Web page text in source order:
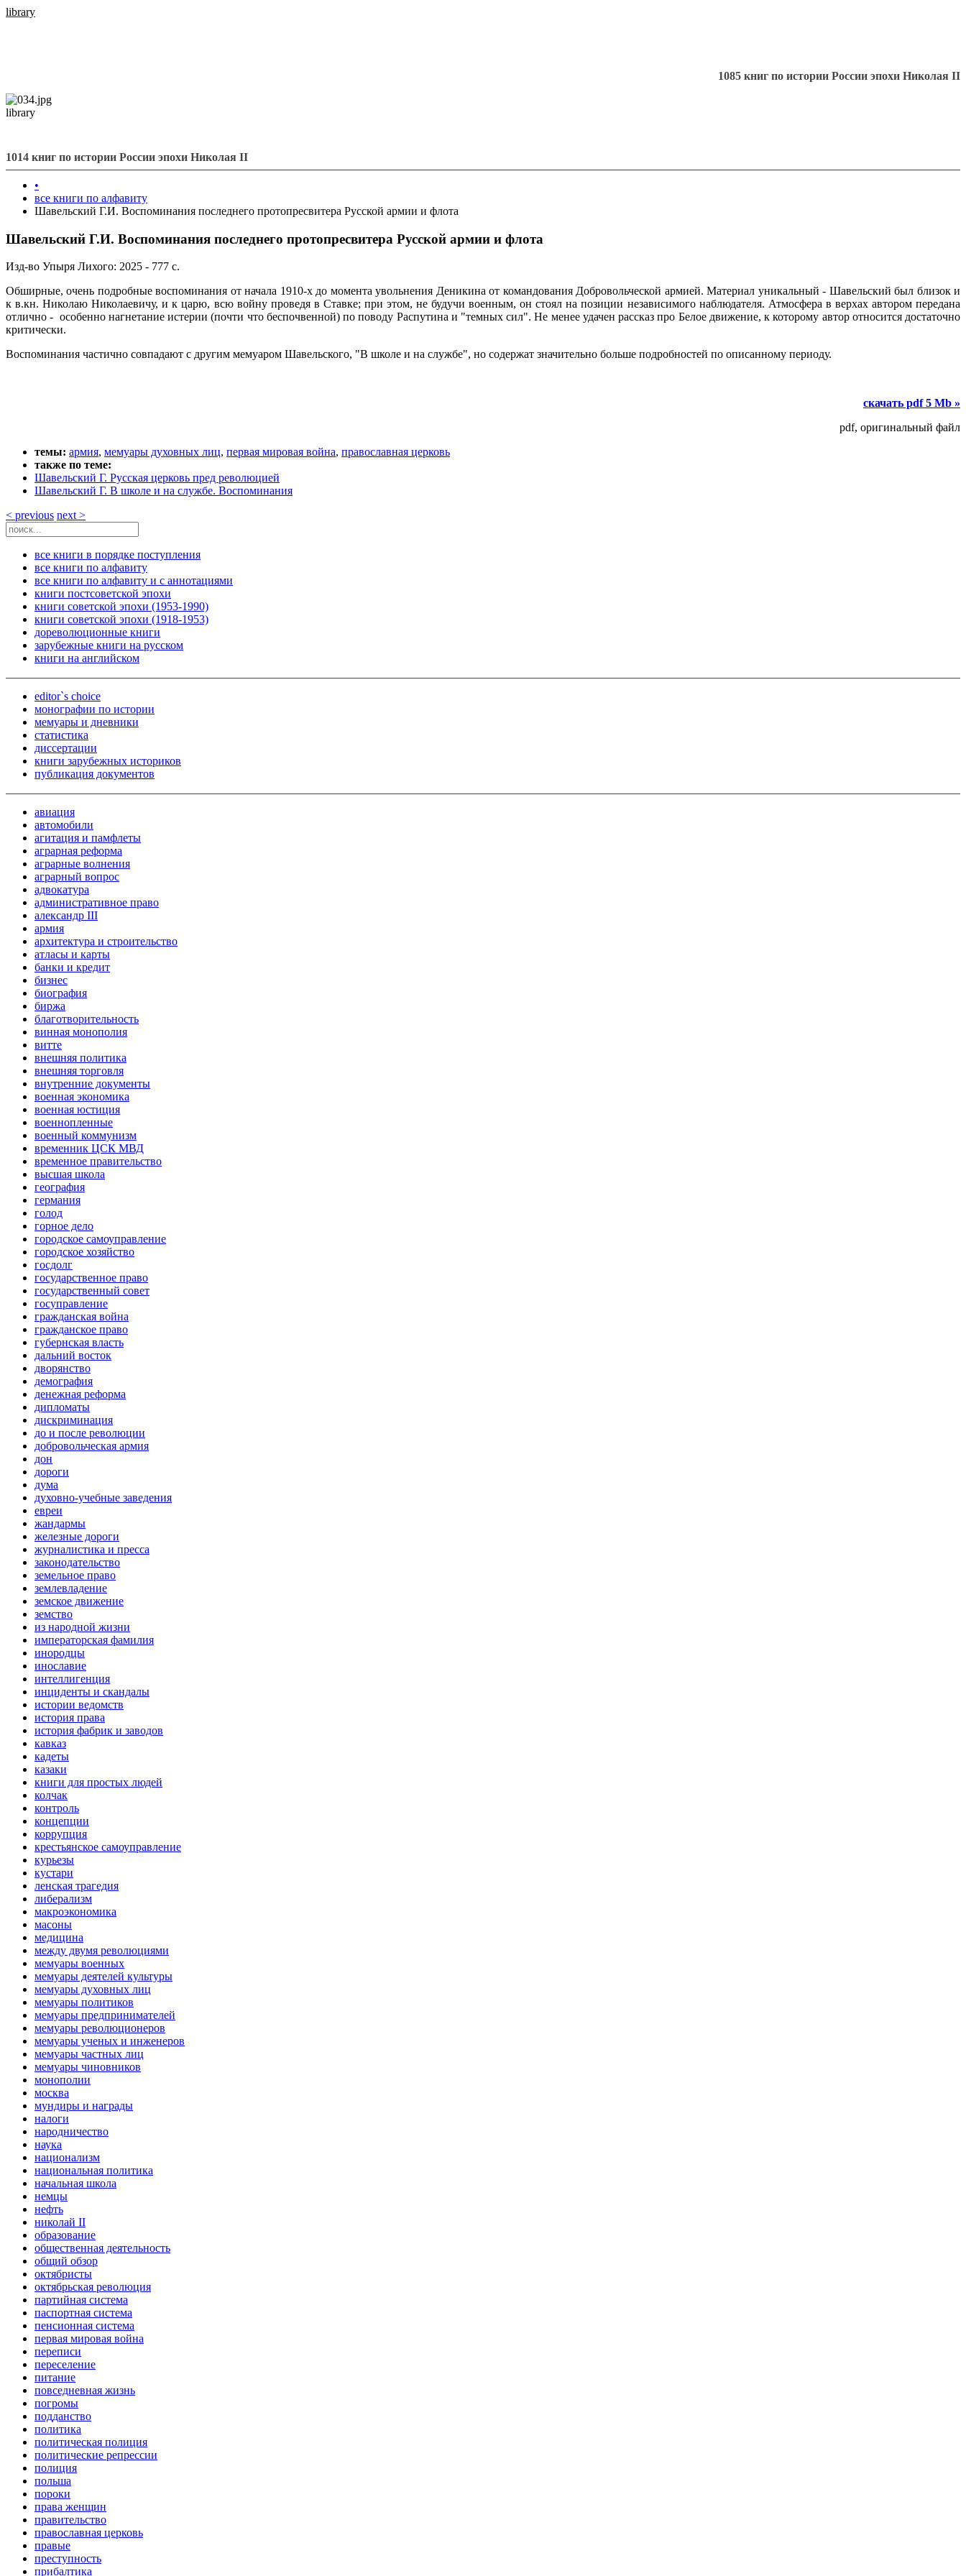
library
1085 книг по истории России эпохи Николая II
library
1014 книг по истории России эпохи Николая II
•
все книги по алфавиту
Шавельский Г.И. Воспоминания последнего протопресвитера Русской армии и флота
Шавельский Г.И. Воспоминания последнего протопресвитера Русской армии и флота
Изд-во Упыря Лихого: 2025 - 777 с.
Обширные, очень подробные воспоминания от начала 1910-х до момента увольнения Деникина от командования Добровольческой армией. Материал уникальный - Шавельский был близок и
к в.кн. Николаю Николаевичу, и к царю, всю войну проведя в Ставке; при этом, не будучи военным, он стоял на позиции независимого наблюдателя. Атмосфера в верхах автором передана
отлично - особенно нагнетание истерии (почти что беспочвенной) по поводу Распутина и "темных сил". Не менее удачен рассказ про Белое движение, к которому автор относится достаточно
критически.
Воспоминания частично совпадают с другим мемуаром Шавельского, "В школе и на службе", но содержат значительно больше подробностей по описанному периоду.
скачать pdf 5 Mb »
pdf, оригинальный файл
темы: армия, мемуары духовных лиц, первая мировая война, православная церковь
также по теме:
Шавельский Г. Русская церковь пред революцией
Шавельский Г. В школе и на службе. Воспоминания
< previous next >
все книги в порядке поступления
все книги по алфавиту
все книги по алфавиту и с аннотациями
книги постсоветской эпохи
книги советской эпохи (1953-1990)
книги советской эпохи (1918-1953)
дореволюционные книги
зарубежные книги на русском
книги на английском
editor`s choice
монографии по истории
мемуары и дневники
статистика
диссертации
книги зарубежных историков
публикация документов
авиация
автомобили
агитация и памфлеты
аграрная реформа
аграрные волнения
аграрный вопрос
адвокатура
административное право
александр III
армия
архитектура и строительство
атласы и карты
банки и кредит
бизнес
биография
биржа
благотворительность
винная монополия
витте
внешняя политика
внешняя торговля
внутренние документы
военная экономика
военная юстиция
военнопленные
военный коммунизм
временник ЦСК МВД
временное правительство
высшая школа
география
германия
голод
горное дело
городское самоуправление
городское хозяйство
госдолг
государственное право
государственный совет
госуправление
гражданская война
гражданское право
губернская власть
дальний восток
дворянство
демография
денежная реформа
дипломаты
дискриминация
до и после революции
добровольческая армия
дон
дороги
дума
духовно-учебные заведения
евреи
жандармы
железные дороги
журналистика и пресса
законодательство
земельное право
землевладение
земское движение
земство
из народной жизни
императорская фамилия
инородцы
инославие
интеллигенция
инциденты и скандалы
истории ведомств
история права
история фабрик и заводов
кавказ
кадеты
казаки
книги для простых людей
колчак
контроль
концепции
коррупция
крестьянское самоуправление
курьезы
кустари
ленская трагедия
либерализм
макроэкономика
масоны
медицина
между двумя революциями
мемуары военных
мемуары деятелей культуры
мемуары духовных лиц
мемуары политиков
мемуары предпринимателей
мемуары революционеров
мемуары ученых и инженеров
мемуары частных лиц
мемуары чиновников
монополии
москва
мундиры и награды
налоги
народничество
наука
национализм
национальная политика
начальная школа
немцы
нефть
николай II
образование
общественная деятельность
общий обзор
октябристы
октябрьская революция
партийная система
паспортная система
пенсионная система
первая мировая война
переписи
переселение
питание
повседневная жизнь
погромы
подданство
политика
политическая полиция
политические репрессии
полиция
польша
пороки
права женщин
правительство
православная церковь
правые
преступность
прибалтика